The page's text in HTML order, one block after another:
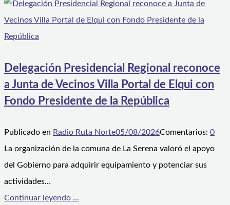
Delegación Presidencial Regional reconoce
a Junta de Vecinos Villa Portal de Elqui con
Fondo Presidente de la República
Publicado en Radio Ruta Norte05/08/2026Comentarios: 0
La organización de la comuna de La Serena valoró el apoyo
del Gobierno para adquirir equipamiento y potenciar sus
actividades…
Continuar leyendo ...